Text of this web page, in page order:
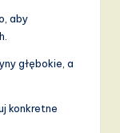
aby
głębokie, a
konkretne